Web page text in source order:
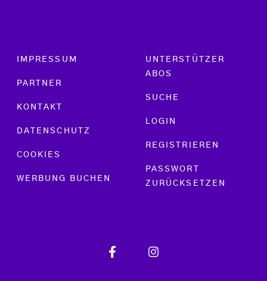
Footer menu
IMPRESSUM
PARTNER
KONTAKT
DATENSCHUTZ
COOKIES
WERBUNG BUCHEN
UNTERSTÜTZER
ABOS
SUCHE
LOGIN
REGISTRIEREN
PASSWORT
ZURÜCKSETZEN